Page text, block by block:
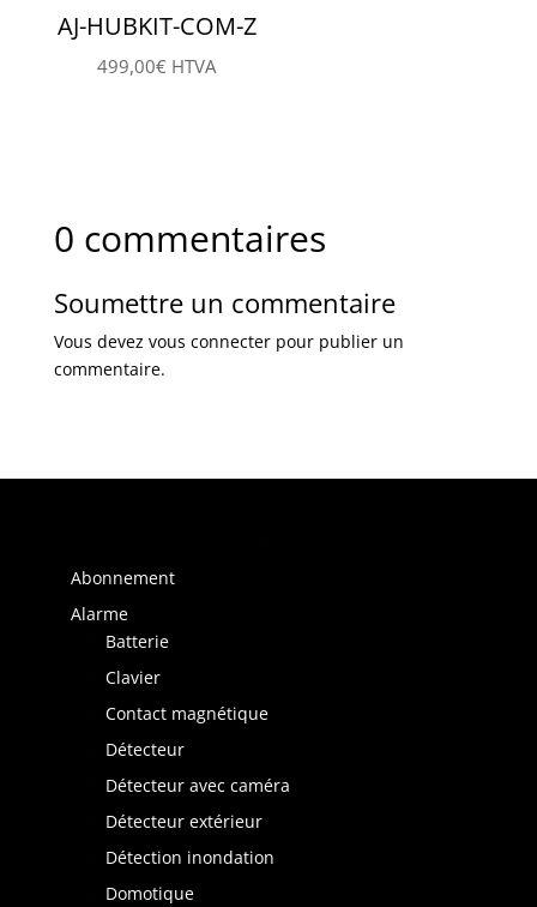
AJ-HUBKIT-COM-Z
499,00€ HTVA
0 commentaires
Soumettre un commentaire
Vous devez vous connecterpour publier un
commentaire.
Abonnement
Alarme
Batterie
Clavier
Contact magnétique
Détecteur
Détecteur avec caméra
Détecteur extérieur
Détection inondation
Domotique